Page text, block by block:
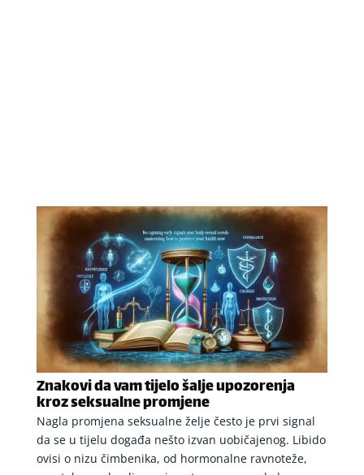
Znakovi da vam tijelo šalje upozorenja
kroz seksualne promjene
Nagla promjena seksualne želje često je prvi signal
da se u tijelu događa nešto izvan uobičajenog. Libido
ovisi o nizu čimbenika, od hormonalne ravnoteže,